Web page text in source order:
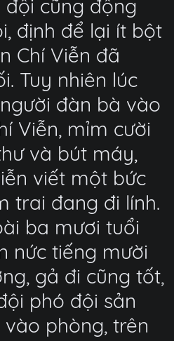
đội cũng động
định để lại ít bột
Chí Viễn đã
Tuy nhiên lúc
đàn bà vào
Viễn, mỉm cười
và bút máy,
viết một bức
trai đang đi lính.
ba mươi tuổi
nức tiếng mười
gả đi cũng tốt,
phó đội sản
phòng, trên